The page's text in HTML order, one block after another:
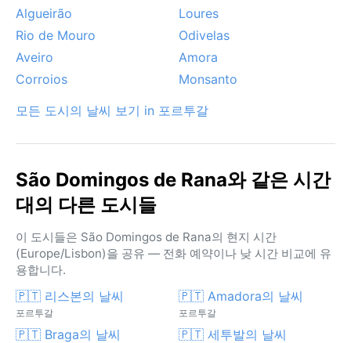
Algueirão
Loures
Rio de Mouro
Odivelas
Aveiro
Amora
Corroios
Monsanto
모든 도시의 날씨 보기 in 포르투갈
São Domingos de Rana와 같은 시간
대의 다른 도시들
이 도시들은 São Domingos de Rana의 현지 시간
(Europe/Lisbon)을 공유 — 전화 예약이나 낮 시간 비교에 유
용합니다.
🇵🇹 리스본의 날씨
포르투갈
🇵🇹 Amadora의 날씨
포르투갈
🇵🇹 Braga의 날씨 🇵🇹 세투발의 날씨